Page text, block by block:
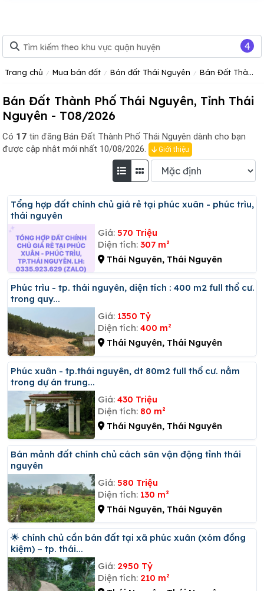
Trang chủ Mua bán đất Bán đất Thái Nguyên Bán Đất Thành Phố Thái Nguyên Tỉnh Thái Nguyên
Bán Đất Thành Phố Thái Nguyên, Tỉnh Thái
Nguyên - T08/2026
Có 17 tin đăng Bán Đất Thành Phố Thái Nguyên dành cho bạn
được cập nhật mới nhất 10/08/2026.
Giới thiệu
Tổng hợp đất chính chủ giá rẻ tại phúc xuân - phúc trìu,
thái nguyên
Giá: 570 Triệu
Diện tích: 307 m²
Thái Nguyên, Thái Nguyên
Phúc trìu - tp. thái nguyên, diện tích : 400 m2 full thổ cư.
trong quy...
Giá: 1350 Tỷ
Diện tích: 400 m²
Thái Nguyên, Thái Nguyên
Phúc xuân - tp.thái nguyên, dt 80m2 full thổ cư. nằm
trong dự án trung...
Giá: 430 Triệu
Diện tích: 80 m²
Thái Nguyên, Thái Nguyên
Bán mảnh đất chính chủ cách sân vận động tỉnh thái
nguyên
Giá: 580 Triệu
Diện tích: 130 m²
Thái Nguyên, Thái Nguyên
🌟 chính chủ cần bán đất tại xã phúc xuân (xóm đồng
kiệm) – tp. thái...
Giá: 2950 Tỷ
Diện tích: 210 m²
4